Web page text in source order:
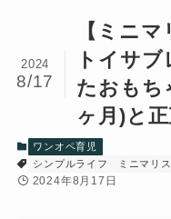
【ミニ
トイサ
たおもち
ヶ月)と
2024
8/17
ワンオペ育児
シンプルライフ
ミニマリ
2024年8月17日